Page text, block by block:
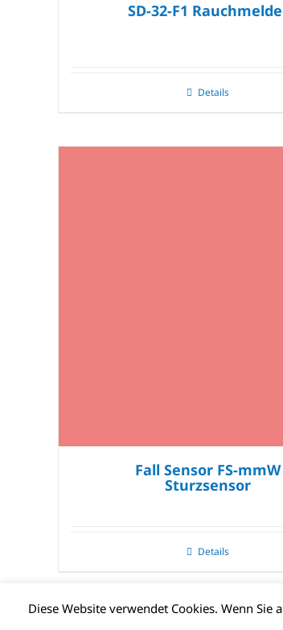
SD-32-F1
Details
Fall Sensor FS-mmW
Sturzsensor
Details
© CLIMAX DEUTSCHLAND GMBH | Alle Rechte
Diese Website verwendet Cookies. Wenn